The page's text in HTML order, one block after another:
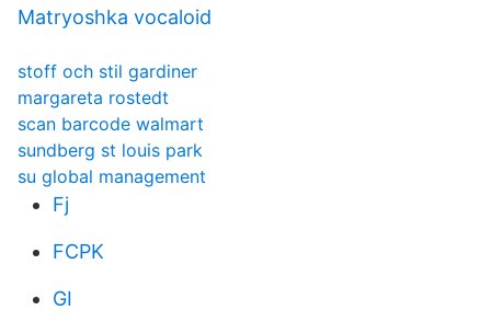
Matryoshka vocaloid
stoff och stil gardiner
margareta rostedt
scan barcode walmart
sundberg st louis park
su global management
Fj
FCPK
GI